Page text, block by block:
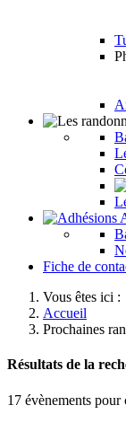
Fiche de
Vous êtes ici :
Accueil
Prochaines
Résultats de la
17 évènements pour